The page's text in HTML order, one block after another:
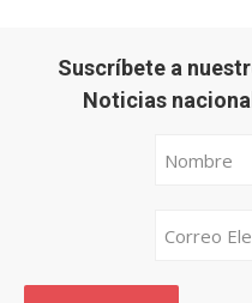
Suscríbete a
Noticias